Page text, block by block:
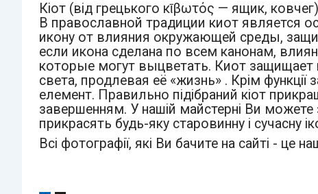
Кіот (від грецького κῑβωτός — ящик,
В православной традиции киот является
икону от влияния окружающей среды,
если икона сделана по всем канонам,
которые могут выцветать. Киот защищает
света, продлевая её «жизнь» . Крім функції
елемент. Правильно підібраний кіот
завершенням. У нашій майстерні Ви можете
прикрасять будь-яку старовинну і сучасну
Всі фотографії, які Ви бачите на сайті - це